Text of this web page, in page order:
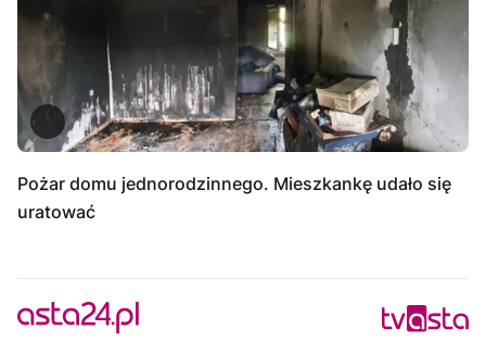
Pożar domu jednorodzinnego. Mieszkankę udało się
uratować